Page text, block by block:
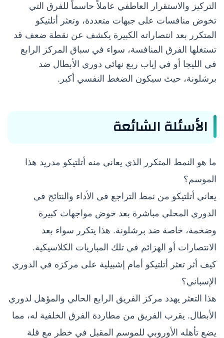
التركيز والاستقرار العاطفي عاملاً حاسماً للفرق التي
تخوض منافسات على جبهات متعددة، وتعثر أتلتيكو
المتكرر بعد انتصاراته الكبيرة يكشف عن نقطة ضعف قد
تستغلها الفرق المنافسة، سواء في سباق المركز الرابع
في الليجا أو في إياب ربع نهائي دوري الأبطال ضد
برشلونة، حيث سيكون الضغط النفسي أكبر.
الأسئلة الشائعة
ما هو النمط المتكرر الذي يعاني منه أتلتيكو مدريد هذا
الموسم؟
يعاني أتلتيكو من نمط التراجع في الأداء والنتائج في
الدوري المحلي مباشرة بعد خوض مواجهات كبيرة
وضخمة، خاصة ضد برشلونة. هذا يتكرر سواء بعد
الانتصارات أو الهزائم في تلك المباريات الكلاسيكية.
كيف أثر تعثر أتلتيكو أمام إشبيلية على مركزه في الدوري
الإسباني؟
هذا التعثر يهدد مركز الفريق الرابع الحالي والمؤهل لدوري
الأبطال. يقرب الفريق من مطاردة الفرق الخلفية له، مما
يضع تأهله الأوروبي للموسم المقبل في خطر مع قلة